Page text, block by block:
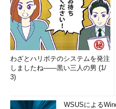
わざとハリボテのシステムを発注
しましたね――黒い三人の男 (1/
3)
WSUSによる